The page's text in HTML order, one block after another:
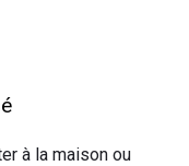
à la maison ou